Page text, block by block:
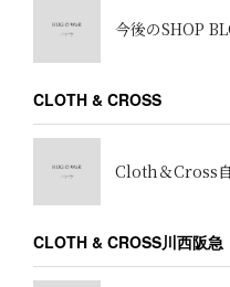
今後のSHOP
CLOTH & CROSS
Cloth＆Cross
CLOTH & CROSS川西阪急